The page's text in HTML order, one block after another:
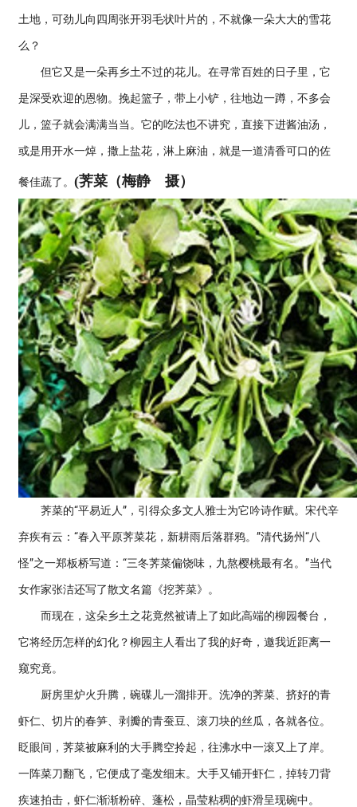
土地，可劲儿向四周张开羽毛状叶片的，不就像一朵大大的雪花
么？
但它又是一朵再乡土不过的花儿。在寻常百姓的日子里，它
是深受欢迎的恩物。挽起篮子，带上小铲，往地边一蹲，不多会
儿，篮子就会满满当当。它的吃法也不讲究，直接下进酱油汤，
或是用开水一焯，撒上盐花，淋上麻油，就是一道清香可口的佐
餐佳蔬了。 (荠菜（梅静 摄）
荠菜的“平易近人”，引得众多文人雅士为它吟诗作赋。宋代辛
弃疾有云：“春入平原荠菜花，新耕雨后落群鸦。”清代扬州“八
怪”之一郑板桥写道：“三冬荠菜偏饶味，九熬樱桃最有名。”当代
女作家张洁还写了散文名篇《挖荠菜》。
而现在，这朵乡土之花竟然被请上了如此高端的柳园餐台，
它将经历怎样的幻化？柳园主人看出了我的好奇，邀我近距离一
窥究竟。
厨房里炉火升腾，碗碟儿一溜排开。洗净的荠菜、挤好的青
虾仁、切片的春笋、剥瓣的青蚕豆、滚刀块的丝瓜，各就各位。
眨眼间，荠菜被麻利的大手腾空拎起，往沸水中一滚又上了岸。
一阵菜刀翻飞，它便成了毫发细末。大手又铺开虾仁，掉转刀背
疾速拍击，虾仁渐渐粉碎、蓬松，晶莹粘稠的虾滑呈现碗中。